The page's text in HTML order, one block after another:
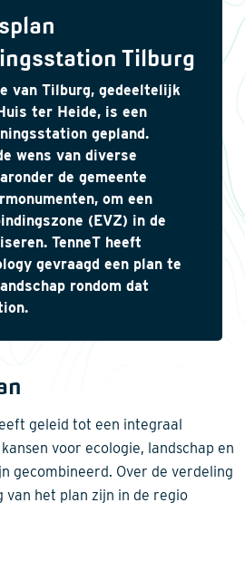
Tilburg
van Tilburg, gedeeltelijk
ter Heide, is een
gepland.
wens van diverse
de gemeente
om een
(EVZ) in de
TenneT heeft
gevraagd een plan te
rondom dat
geleid tot een integraal
voor ecologie, landschap en
gecombineerd. Over de verdeling
het plan zijn in de regio